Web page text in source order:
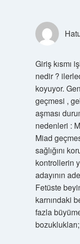
Giriş kısmı
nedir ?
koyuyor.
geçmesi ,
aşması
nedenleri :
Miad
sağlığını
kontrollerin
adayının
Fetüste
karnındaki
fazla